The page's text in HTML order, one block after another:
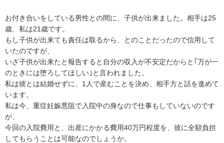
お付き合いをしている男性との間に、子供が出来ました。相手は25
歳、私は21歳です。
もし子供が出来ても責任は取るから、とのことだったので信用して
いたのですが、
いざ子供が出来たと報告すると自分の収入が不安定だからと｢万が一
のときには堕ろしてほしい｣と言われました。
私は彼とは結婚せずに、1人で産むことを決め、相手方と話を進めて
います。
私は今、重症妊娠悪阻で入院中の身なので仕事もしていないのです
が、
今回の入院費用と、出産にかかる費用40万円程度を、彼に全額負担
してもらうことは可能なのでしょうか。